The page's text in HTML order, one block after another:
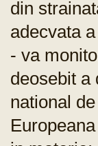
din
adecvata
- va
deosebit a
national